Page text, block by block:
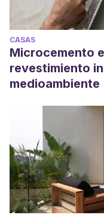
CASAS
Microcemento
revestimiento
medioambiente